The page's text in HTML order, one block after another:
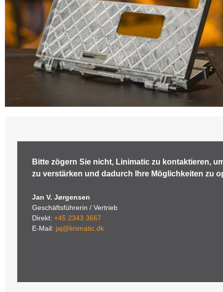
Bitte zögern Sie nicht, Linimatic zu kontaktieren,
zu verstärken und dadurch Ihre Möglichkeiten zu
Jan V. Jørgensen
Geschäftsführerin / Vertrieb
Direkt: +45 2343 3667
E-Mail: jaj@linimatic.dk